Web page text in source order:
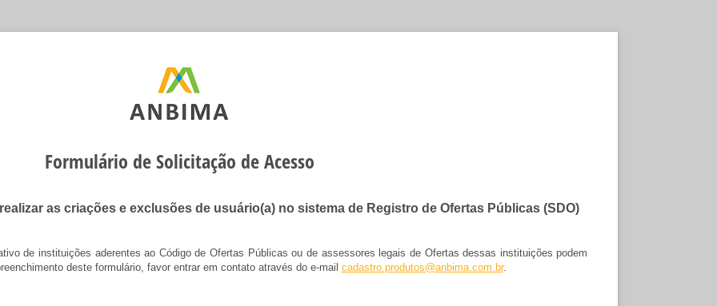
Formulário de Solicitação de Acesso
as criações e exclusões de usuário(a) no sistema de Registro de Ofertas Públicas (SDO)
de instituições aderentes ao Código de Ofertas Públicas ou de assessores legais de Ofertas dessas instituições podem
deste formulário, favor entrar em contato através do e-mail cadastro.produtos@anbima.com.br.